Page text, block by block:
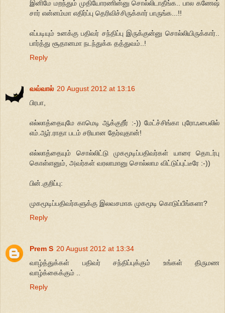
இனிமே மறந்தும் முதியோரணின்னு சொல்லிடாதீங்க.. பால கணேஷ்
சார் என்னம்மா எதிர்ப்பு தெரிவிச்சிருக்கார் பாருங்க...!!
எப்படியும் உனக்கு பதிவர் சந்திப்பு இருக்குன்னு சொல்லியிருக்கார்..
பார்த்து சூதானமா நடந்துக்க தத்துவம்..!
Reply
வவ்வால் 20 August 2012 at 13:16
பிரபா,
எல்லாத்தையுமே காமெடி ஆக்குறீர் :-)) மேட்ச்சிங்கா புரோஃபைலில்
எம்.ஆர்.ராதா படம் சரியான தேர்வுதான்!
எல்லாத்தையும் சொல்லிட்டு முகமூடிப்பதிவர்கள் யாரை தொடர்பு
கொள்ளனும், அவர்கள் வரலாமானு சொல்லாம விட்டுப்புட்டீரே :-))
பின்.குறிப்பு:
முகமூடிப்பதிவர்களுக்கு இலவசமாக முகமூடி கொடுப்பீங்களா?
Reply
Prem S 20 August 2012 at 13:34
வாழ்த்துக்கள் பதிவர் சந்திப்புக்கும் உங்கள் திருமண
வாழ்க்கைக்கும் ..
Reply